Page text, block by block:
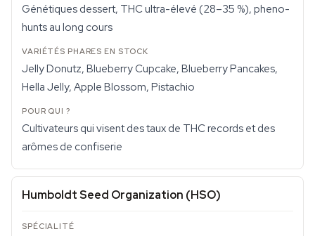
Génétiques dessert, THC ultra-élevé (28–35 %), pheno-
hunts au long cours
Jelly Donutz, Blueberry Cupcake, Blueberry Pancakes,
Hella Jelly, Apple Blossom, Pistachio
Cultivateurs qui visent des taux de THC records et des
arômes de confiserie
Humboldt Seed Organization (HSO)